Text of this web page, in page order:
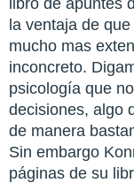
la ventaja de
mucho mas
inconcreto.
psicología que
decisiones, algo
de manera
Sin embargo
páginas de su